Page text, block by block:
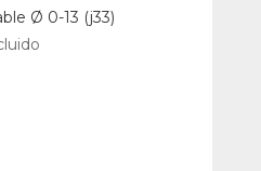
Ø 0-13 (j33)